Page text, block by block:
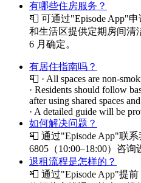
有哪些住房服务？
📮 可通过"Episode App"
和生活区提供定期房间清
6 月确定。
有居住指南吗？
📮 · All spaces are non-
· Residents should follow
after using shared spaces
· A detailed guide will be
如何解决问题？
📮 通过"Episode App"联
6805（10:00–18:00）咨询
退租流程是怎样的？
📮 通过"Episode App"提